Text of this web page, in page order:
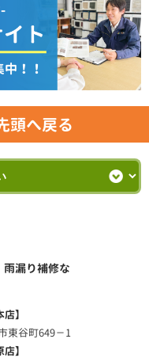
頭へ戻る
漏り補修な
】
東谷町649－1
】